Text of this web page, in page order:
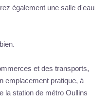
également une salle d'eau
et des transports,
emplacement pratique, à
la station de métro Oullins